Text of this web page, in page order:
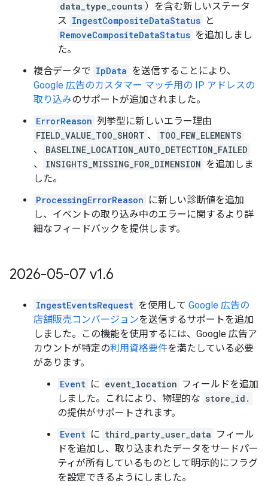
data_type_counts ）を含む新しいステータ
ス IngestCompositeDataStatus と
RemoveCompositeDataStatus を追加しまし
た。
複合データで IpData を送信することにより、
Google 広告のカスタマー マッチ用の IP アドレスの
取り込みのサポートが追加されました。
ErrorReason 列挙型に新しいエラー理由
FIELD_VALUE_TOO_SHORT 、
TOO_FEW_ELEMENTS
、
BASELINE_LOCATION_AUTO_DETECTION_FAILED
、
INSIGHTS_MISSING_FOR_DIMENSION を追加しま
した。
ProcessingErrorReason に新しい診断値を追加
し、イベントの取り込み中のエラーに関するより詳
細なフィードバックを提供します。
2026-05-07 v1.6
IngestEventsRequest を使用して Google 広告の
店舗販売コンバージョンを送信するサポートを追加
しました。この機能を使用するには、Google 広告ア
カウントが特定の利用資格要件を満たしている必要
があります。
Event に event_location フィールドを追加
しました。これにより、物理的な store_id.
の提供がサポートされます。
Event に third_party_user_data フィール
ドを追加し、取り込まれたデータをサードパー
ティが所有しているものとして明示的にフラグ
を設定できるようにしました。